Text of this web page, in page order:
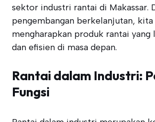
sektor industri rantai di Makassar.
pengembangan berkelanjutan, kita
mengharapkan produk rantai
dan efisien di masa depan.
Rantai dalam Industri:
Fungsi